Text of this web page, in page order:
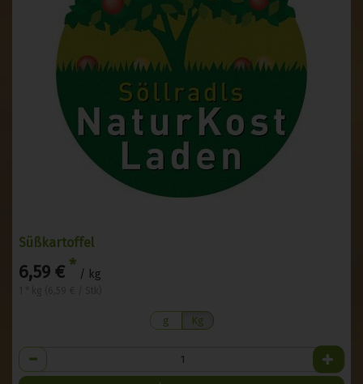
Süßkartoffel
6,59 € * / kg
g Kg
Anzahl